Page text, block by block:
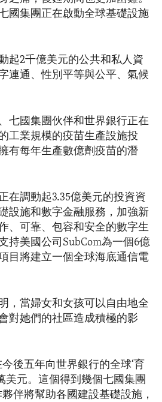
國集團正在啟動全球基礎設施
起2千億美元的公共和私人資
連通、性別平等與公平、氣候
七國集團伙伴和世界銀行正在
工業規模的疫苗生產設施投
有每年生產數億劑疫苗的潛
在調動起3.35億美元的投資資
設施和數字金融服務，加強新
、可靠、包容和安全的數字生
持美國公司SubCom為一個6億
目將建立一個全球海底通信電
，當婦女和女孩可以自由地全
對她們的社區造成積極的影
後五年向世界銀行的全球‘育
美元。這個得到幾個七國集團
伴將幫助各國建設基礎設施，